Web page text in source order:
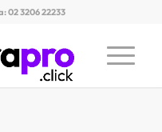
02 3206 22233